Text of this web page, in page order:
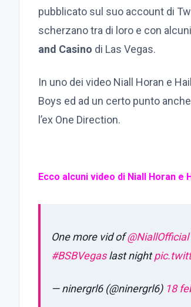
pubblicato sul suo account di
scherzano tra di loro e con
and Casino di Las Vegas.
In uno dei video Niall Horan e
Boys ed ad un certo punto
l’ex One Direction.
Ecco alcuni video di Niall Horan
One more vid of@NiallOfficial
#BSBVegaslast night
— ninergrl6 (@ninergrl6) 18